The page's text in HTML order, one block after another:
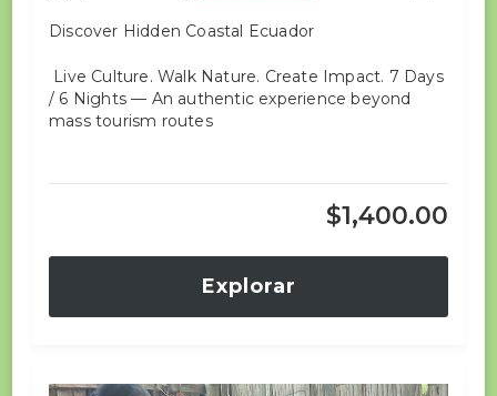
Discover Hidden Coastal Ecuador
Live Culture. Walk Nature. Create Impact. 7 Days
/ 6 Nights — An authentic experience beyond
mass tourism routes
$1,400.00
Explorar